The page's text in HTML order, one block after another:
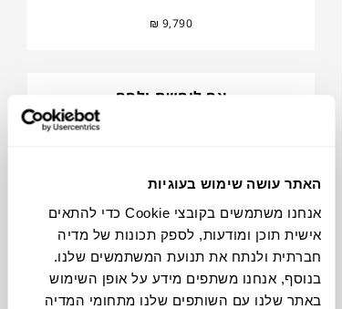
האתר עושה שימוש בעוגיות
אנחנו משתמשים בקובצי Cookie כדי להתאים
אישית תוכן ומודעות, לספק תכונות של מדיה
חברתית ולנתח את תנועת המשתמשים שלנו.
בנוסף, אנחנו משתפים מידע על אופן השימוש
באתר שלנו עם השותפים שלנו מתחומי המדיה
₪ 9,790
אח לוחשת-ולחם